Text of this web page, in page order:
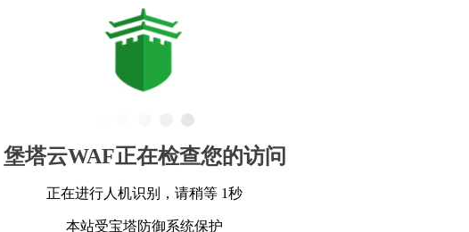
堡塔云WAF正在检查您的访问
正在进行人机识别，请稍等 1秒
本站受宝塔防御系统保护